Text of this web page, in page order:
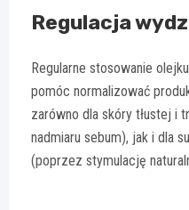
Regulacja
Regularne stosowanie
pomóc normalizować
zarówno dla skóry tłustej i
nadmiaru sebum), jak i dla
(poprzez stymulację